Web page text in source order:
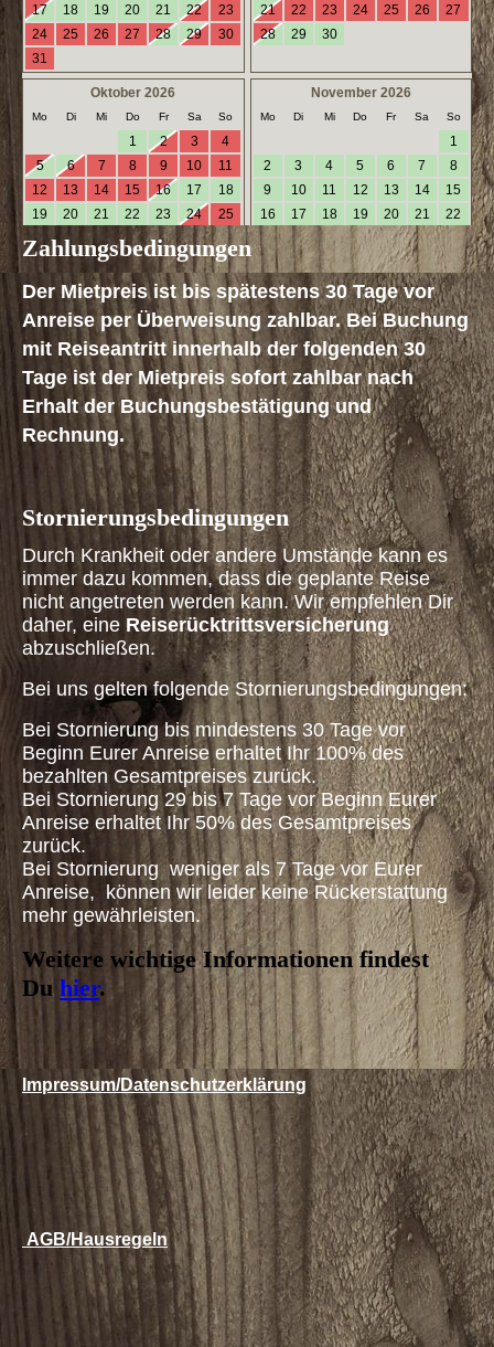
Zahlungsbedingungen
Der Mietpreis ist bis spätestens 30 Tage vor
Anreise per Überweisung zahlbar. Bei Buchung
mit Reiseantritt innerhalb der folgenden 30
Tage ist der Mietpreis sofort zahlbar nach
Erhalt der Buchungsbestätigung und
Rechnung.
Stornierungsbedingungen
Durch Krankheit oder andere Umstände kann es
immer dazu kommen, dass die geplante Reise
nicht angetreten werden kann. Wir empfehlen Dir
daher, eine Reiserücktrittsversicherung
abzuschließen.
Bei uns gelten folgende Stornierungsbedingungen:
Bei Stornierung bis mindestens 30 Tage vor
Beginn Eurer Anreise erhaltet Ihr 100% des
bezahlten Gesamtpreises zurück.
Bei Stornierung 29 bis 7 Tage vor Beginn Eurer
Anreise erhaltet Ihr 50% des Gesamtpreises
zurück.
Bei Stornierung weniger als 7 Tage vor Eurer
Anreise, können wir leider keine Rückerstattung
mehr gewährleisten.
Weitere wichtige Informationen findest
Du hier.
Impressum/Datenschutzerklärung
AGB/Hausregeln